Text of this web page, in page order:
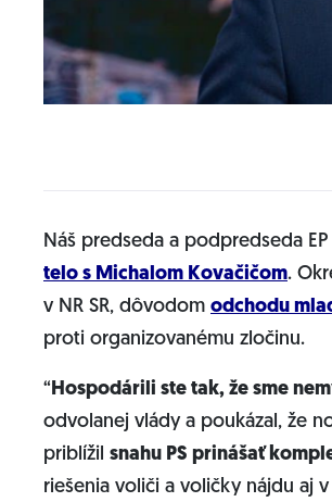
Náš predseda a podpredseda EP
telo s Michalom Kovačičom.
v NR SR, dôvodom odchodu
proti organizovanému zločinu.
“Hospodárili ste tak, že sme
odvolanej vlády a poukázal, že
priblížil snahu PS prinášať
riešenia voliči a voličky nájdu aj